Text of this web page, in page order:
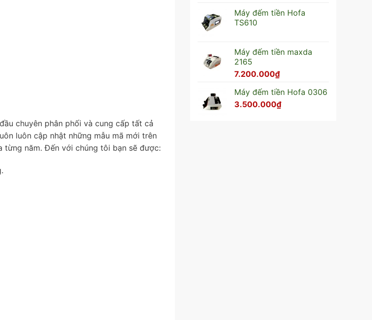
Máy đếm tiền Hofa
TS610
Máy đếm tiền maxda
2165
7.200.000₫
Máy đếm tiền Hofa 0306
3.500.000₫
chuyên phân phối và cung cấp tất cả
luôn cập nhật những mẫu mã mới trên
năm. Đến với chúng tôi bạn sẽ được: